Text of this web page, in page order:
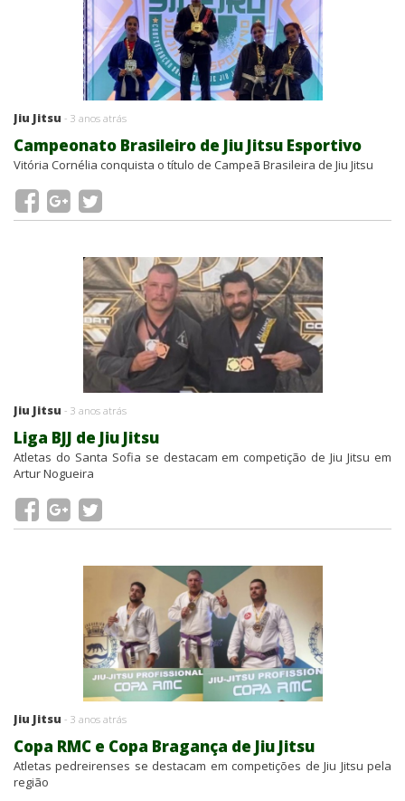
Jiu Jitsu - 3 anos atrás
Campeonato Brasileiro de Jiu Jitsu Esportivo
Vitória Cornélia conquista o título de Campeã Brasileira de Jiu Jitsu
Jiu Jitsu - 3 anos atrás
Liga BJJ de Jiu Jitsu
Atletas do Santa Sofia se destacam em competição de Jiu Jitsu em
Artur Nogueira
Jiu Jitsu - 3 anos atrás
Copa RMC e Copa Bragança de Jiu Jitsu
Atletas pedreirenses se destacam em competições de Jiu Jitsu pela
região